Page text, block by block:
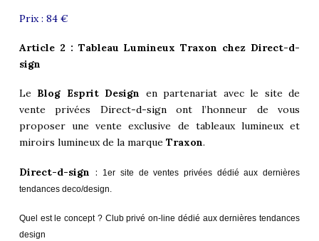
Prix : 84 €
Article 2 : Tableau Lumineux Traxon chez Direct-d-
sign
Le Blog Esprit Design en partenariat avec le site de
vente privées Direct-d-signont l’honneur de vous
proposer une vente exclusive de tableaux lumineux et
miroirs lumineux de la marque Traxon.
Direct-d-sign :
1er site de ventes privées dédié aux dernières
tendances deco/design.
Quel est le concept ? Club privé on-line dédié aux dernières tendances
design